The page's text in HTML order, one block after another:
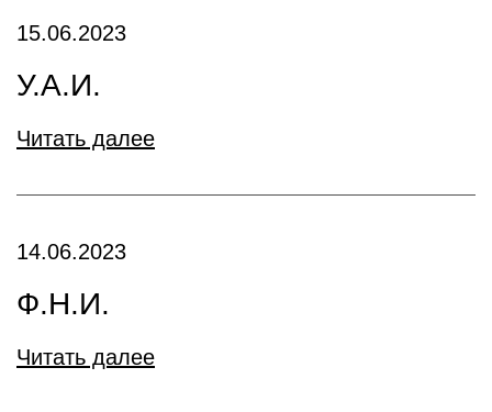
15.06.2023
У.А.И.
Читать далее
14.06.2023
Ф.Н.И.
Читать далее